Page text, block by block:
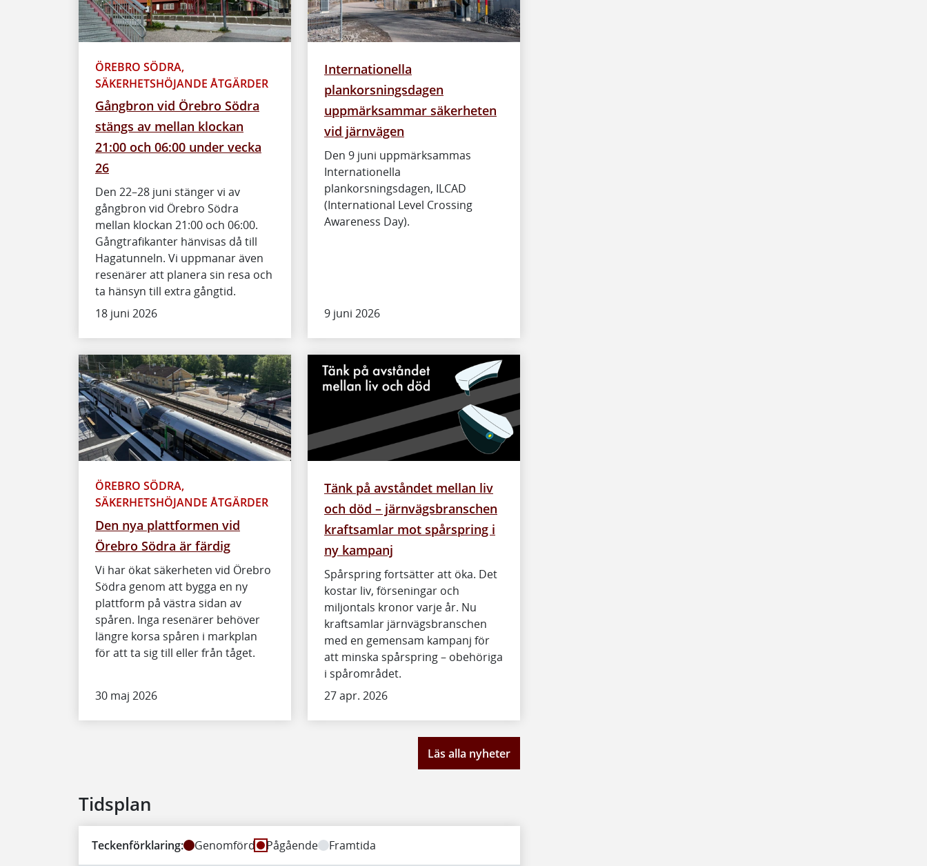
ÖREBRO SÖDRA,
SÄKERHETSHÖJANDE ÅTGÄRDER
Gångbron vid Örebro Södra
stängs av mellan klockan
21:00 och 06:00 under vecka
26
Den 22–28 juni stänger vi av
gångbron vid Örebro Södra
mellan klockan 21:00 och 06:00.
Gångtrafikanter hänvisas då till
Hagatunneln. Vi uppmanar även
resenärer att planera sin resa och
ta hänsyn till extra gångtid.
18 juni 2026
Internationella
plankorsningsdagen
uppmärksammar säkerheten
vid järnvägen
Den 9 juni uppmärksammas
Internationella
plankorsningsdagen, ILCAD
(International Level Crossing
Awareness Day).
9 juni 2026
ÖREBRO SÖDRA,
SÄKERHETSHÖJANDE ÅTGÄRDER
Den nya plattformen vid
Örebro Södra är färdig
Vi har ökat säkerheten vid Örebro
Södra genom att bygga en ny
plattform på västra sidan av
spåren. Inga resenärer behöver
längre korsa spåren i markplan
för att ta sig till eller från tåget.
30 maj 2026
Tänk på avståndet mellan liv
och död – järnvägsbranschen
kraftsamlar mot spårspring i
ny kampanj
Spårspring fortsätter att öka. Det
kostar liv, förseningar och
miljontals kronor varje år. Nu
kraftsamlar järnvägsbranschen
med en gemensam kampanj för
att minska spårspring – obehöriga
i spårområdet.
27 apr. 2026
Läs alla nyheter
Tidsplan
Teckenförklaring: Genomförd Pågående Framtida